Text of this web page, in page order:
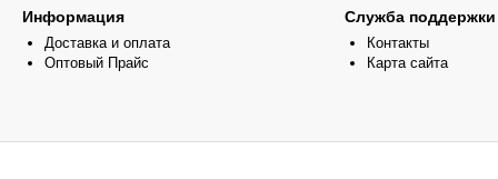
Информация
Доставка и оплата
Оптовый Прайс
Служба поддержки
Контакты
Карта сайта